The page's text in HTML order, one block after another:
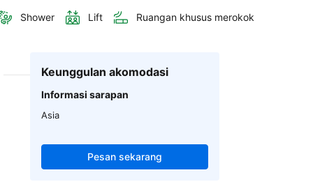
Shower Lift Ruangan khusus merokok
Keunggulan akomodasi
Informasi sarapan
Asia
Pesan sekarang